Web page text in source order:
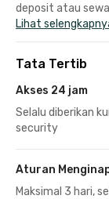
deposit atau
Lihat
Tata Tertib
Akses 24 jam
Selalu diberikan
security
Aturan
Maksimal 3 hari,